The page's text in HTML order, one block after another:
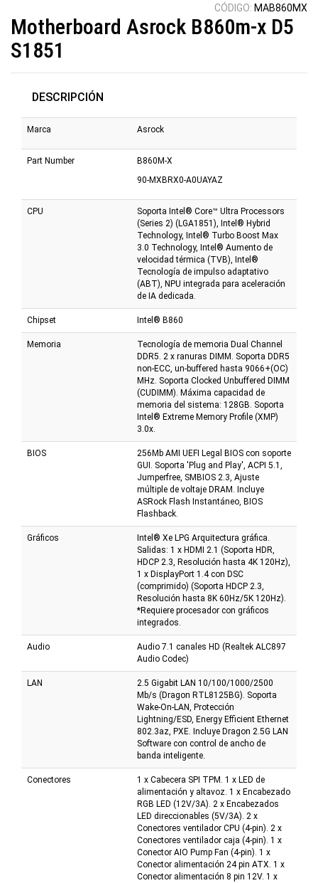
CÓDIGO: MAB860MX
Motherboard Asrock B860m-x D5
S1851
DESCRIPCIÓN
Marca Asrock
Part Number
B860M-X
90-MXBRX0-A0UAYAZ
CPU
Soporta Intel® Core™ Ultra Processors
(Series 2) (LGA1851), Intel® Hybrid
Technology, Intel® Turbo Boost Max
3.0 Technology, Intel® Aumento de
velocidad térmica (TVB), Intel®
Tecnología de impulso adaptativo
(ABT), NPU integrada para aceleración
de IA dedicada.
Chipset Intel® B860
Memoria
Tecnología de memoria Dual Channel
DDR5. 2 x ranuras DIMM. Soporta DDR5
non-ECC, un-buffered hasta 9066+(OC)
MHz. Soporta Clocked Unbuffered DIMM
(CUDIMM). Máxima capacidad de
memoria del sistema: 128GB. Soporta
Intel® Extreme Memory Profile (XMP)
3.0x.
BIOS
256Mb AMI UEFI Legal BIOS con soporte
GUI. Soporta 'Plug and Play', ACPI 5.1,
Jumperfree, SMBIOS 2.3, Ajuste
múltiple de voltaje DRAM. Incluye
ASRock Flash Instantáneo, BIOS
Flashback.
Gráficos
Intel® Xe LPG Arquitectura gráfica.
Salidas: 1 x HDMI 2.1 (Soporta HDR,
HDCP 2.3, Resolución hasta 4K 120Hz),
1 x DisplayPort 1.4 con DSC
(comprimido) (Soporta HDCP 2.3,
Resolución hasta 8K 60Hz/5K 120Hz).
*Requiere procesador con gráficos
integrados.
Audio
Audio 7.1 canales HD (Realtek ALC897
Audio Codec)
LAN
2.5 Gigabit LAN 10/100/1000/2500
Mb/s (Dragon RTL8125BG). Soporta
Wake-On-LAN, Protección
Lightning/ESD, Energy Efficient Ethernet
802.3az, PXE. Incluye Dragon 2.5G LAN
Software con control de ancho de
banda inteligente.
Conectores
1 x Cabecera SPI TPM. 1 x LED de
alimentación y altavoz. 1 x Encabezado
RGB LED (12V/3A). 2 x Encabezados
LED direccionables (5V/3A). 2 x
Conectores ventilador CPU (4-pin). 2 x
Conectores ventilador caja (4-pin). 1 x
Conector AIO Pump Fan (4-pin). 1 x
Conector alimentación 24 pin ATX. 1 x
Conector alimentación 8 pin 12V. 1 x